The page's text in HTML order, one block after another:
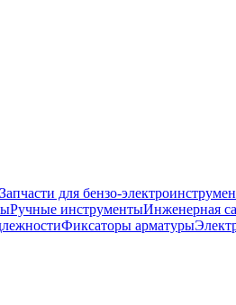
Запчасти для бензо-
Ручные инструментыИнженерная
Фиксаторы арматуры